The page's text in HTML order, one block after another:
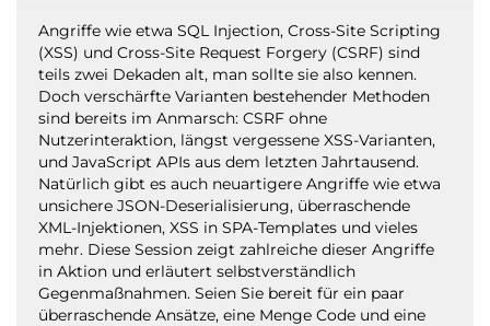
Angriffe wie etwa SQL Injection, Cross-Site Scripting
(XSS) und Cross-Site Request Forgery (CSRF) sind
teils zwei Dekaden alt, man sollte sie also kennen.
Doch verschärfte Varianten bestehender Methoden
sind bereits im Anmarsch: CSRF ohne
Nutzerinteraktion, längst vergessene XSS-Varianten,
und JavaScript APIs aus dem letzten Jahrtausend.
Natürlich gibt es auch neuartigere Angriffe wie etwa
unsichere JSON-Deserialisierung, überraschende
XML-Injektionen, XSS in SPA-Templates und vieles
mehr. Diese Session zeigt zahlreiche dieser Angriffe
in Aktion und erläutert selbstverständlich
Gegenmaßnahmen. Seien Sie bereit für ein paar
überraschende Ansätze, eine Menge Code und eine